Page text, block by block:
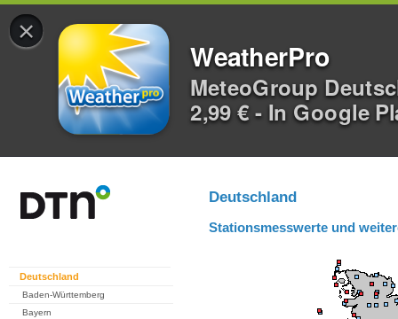
×
WeatherPro
MeteoGroup
2,99 € - In Google
Deutschland
Baden-Württemberg
Bayern
Deutschland
Stationsmesswerte und